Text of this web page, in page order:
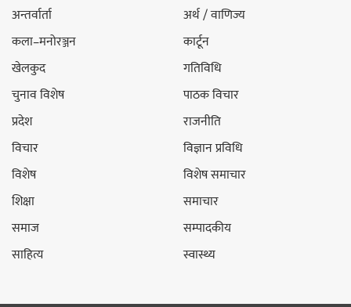
अन्तर्वार्ता
अर्थ / वाणिज्य
कला–मनोरञ्जन
कार्टून
खेलकुद
गतिविधि
चुनाव विशेष
पाठक विचार
प्रदेश
राजनीति
विचार
विज्ञान प्रविधि
विशेष
विशेष समाचार
शिक्षा
समाचार
समाज
सम्पादकीय
साहित्य
स्वास्थ्य